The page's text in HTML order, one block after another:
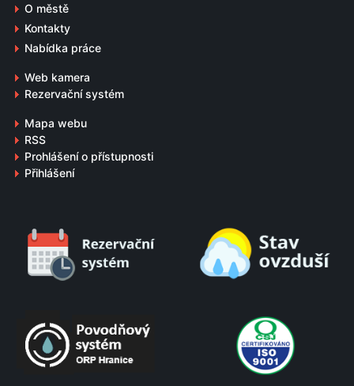
O městě
Kontakty
Nabídka práce
Web kamera
Rezervační systém
Mapa webu
RSS
Prohlášení o přístupnosti
Přihlášení